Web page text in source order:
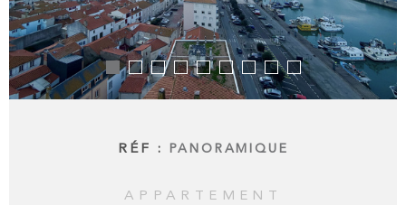
BIENS
RÉF : PANORAMIQUE
APPARTEMENT